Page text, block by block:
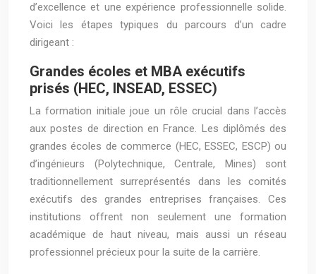
d’excellence et une expérience professionnelle solide.
Voici les étapes typiques du parcours d’un cadre
dirigeant :
Grandes écoles et MBA exécutifs
prisés (HEC, INSEAD, ESSEC)
La formation initiale joue un rôle crucial dans l’accès
aux postes de direction en France. Les diplômés des
grandes écoles de commerce (HEC, ESSEC, ESCP) ou
d’ingénieurs (Polytechnique, Centrale, Mines) sont
traditionnellement surreprésentés dans les comités
exécutifs des grandes entreprises françaises. Ces
institutions offrent non seulement une formation
académique de haut niveau, mais aussi un réseau
professionnel précieux pour la suite de la carrière.